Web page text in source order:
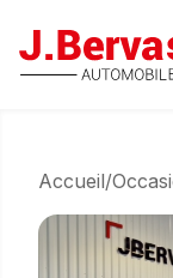
J.Bervas
Accueil/